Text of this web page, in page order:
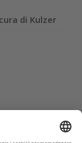
di Kulzer